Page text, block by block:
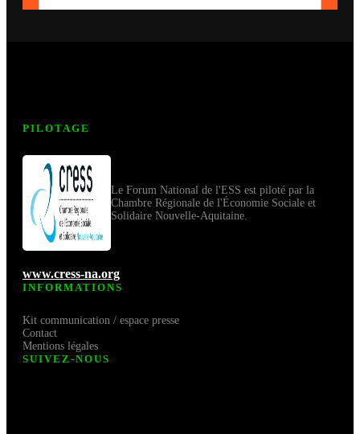
PILOTAGE
Le Forum National de l'ESS est piloté par la
Chambre Régionale de l'Économie Sociale et
Solidaire Nouvelle-Aquitaine.
www.cress-na.org
INFORMATIONS
Kit communication / espace presse
Contact
Mentions légales
SUIVEZ-NOUS